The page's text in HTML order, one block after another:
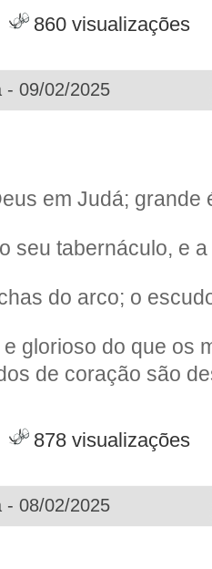
860 visualizações
- 09/02/2025
em Judá; grande
seu tabernáculo, e
do arco; o
glorioso do que os
de coração são
878 visualizações
- 08/02/2025